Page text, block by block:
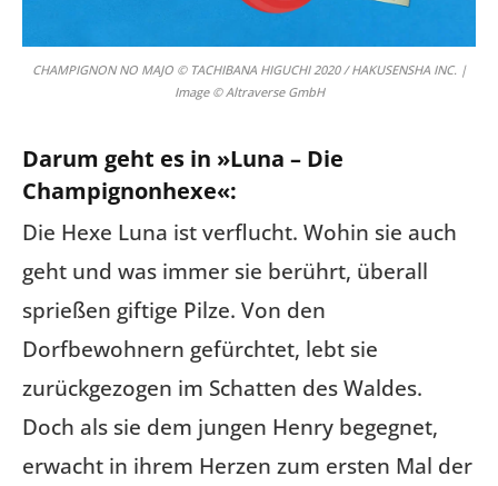
CHAMPIGNON NO MAJO © TACHIBANA HIGUCHI 2020 / HAKUSENSHA INC. |
Image © Altraverse GmbH
Darum geht es in »Luna – Die
Champignonhexe«:
Die Hexe Luna ist verflucht. Wohin sie auch
geht und was immer sie berührt, überall
sprießen giftige Pilze. Von den
Dorfbewohnern gefürchtet, lebt sie
zurückgezogen im Schatten des Waldes.
Doch als sie dem jungen Henry begegnet,
erwacht in ihrem Herzen zum ersten Mal der